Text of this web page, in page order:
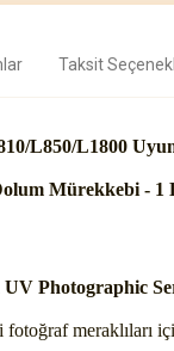
Taksit
L850/L1800
Mürekkebi - 1
Photographic
meraklıları